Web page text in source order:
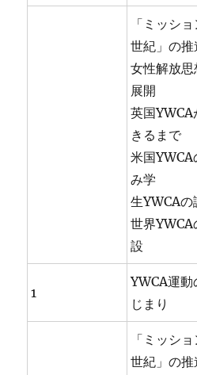
「ミッシ
世紀」の推
女性解放思
展開
英国YWCA
きるまで
米国YWCA
み学
生YWCAの
世界YWCA
設
1
YWCA運動
じまり
「ミッシ
世紀」の推